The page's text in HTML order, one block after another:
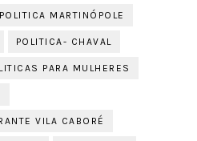
POLITICA MARTINÓPOLE
POLITICA- CHAVAL
PARA MULHERES
VILA CABORÉ